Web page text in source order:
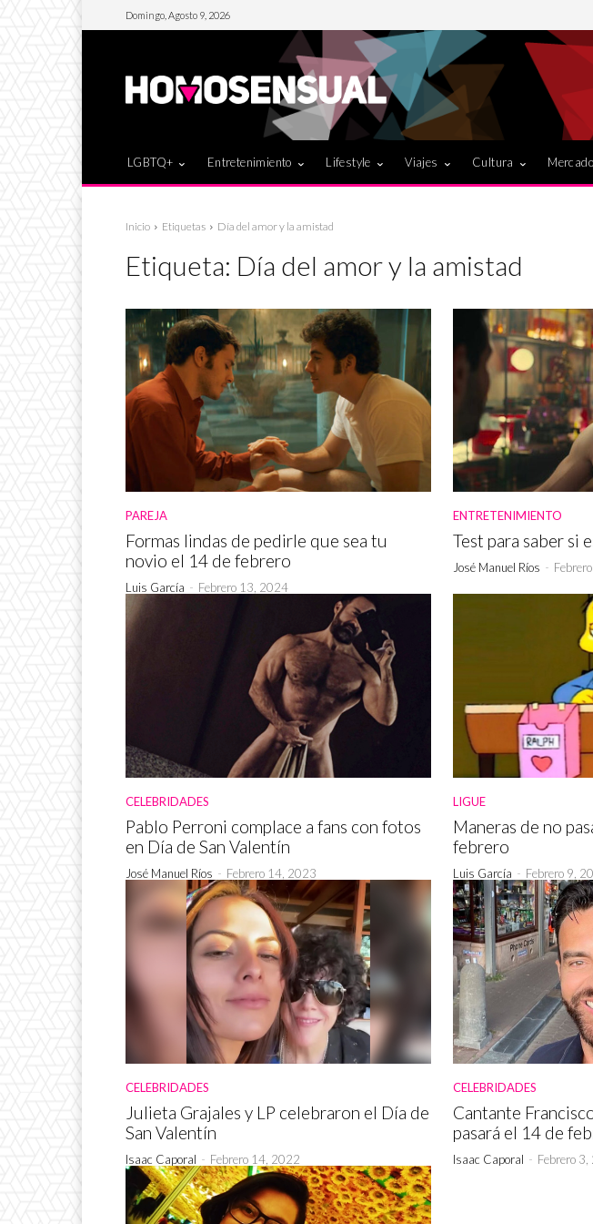
Domingo, Agosto 9, 2026
LGBTQ+ Entretenimiento Lifestyle Viajes Cultura
Inicio Etiquetas Día del amor y la amistad
Etiqueta: Día del amor y la amistad
PAREJA
Formas lindas de pedirle que sea tu
novio el 14 de febrero
Luis García - Febrero 13, 2024
ENTRETENIMIENTO
Test para saber si
José Manuel Ríos -
CELEBRIDADES
Pablo Perroni complace a fans con fotos
en Día de San Valentín
José Manuel Ríos - Febrero 14, 2023
LIGUE
Maneras de no
febrero
Luis García - Febrero 9,
CELEBRIDADES
Julieta Grajales y LP celebraron el Día de
San Valentín
Isaac Caporal - Febrero 14, 2022
CELEBRIDADES
Cantante
pasará el 14 de
Isaac Caporal - Febrero